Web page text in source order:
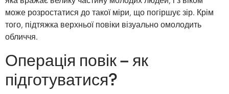
може розростатися до такої міри, що погіршує зір. Крім
того, підтяжка верхньої повіки візуально омолодить
обличчя.
Операція повік – як
підготуватися?